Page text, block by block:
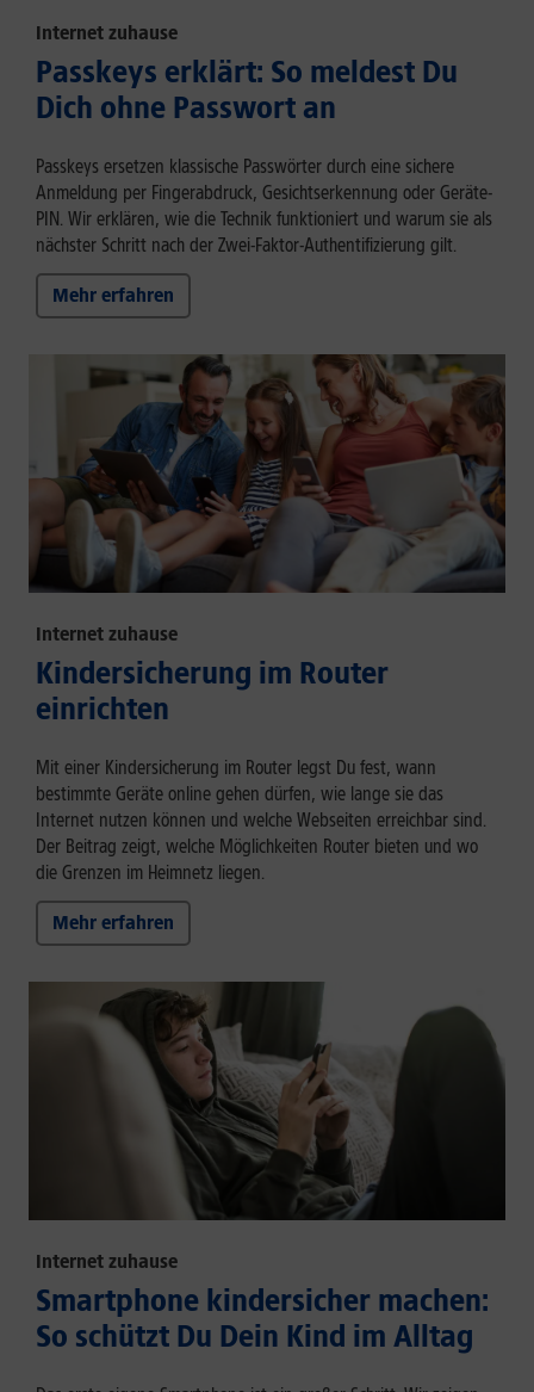
Internet zuhause
Passkeys erklärt: So meldest Du
Dich ohne Passwort an
Passkeys ersetzen klassische Passwörter durch eine sichere
Anmeldung per Fingerabdruck, Gesichtserkennung oder Geräte-
PIN. Wir erklären, wie die Technik funktioniert und warum sie als
nächster Schritt nach der Zwei-Faktor-Authentifizierung gilt.
Mehr erfahren
Internet zuhause
Kindersicherung im Router
einrichten
Mit einer Kindersicherung im Router legst Du fest, wann
bestimmte Geräte online gehen dürfen, wie lange sie das
Internet nutzen können und welche Webseiten erreichbar sind.
Der Beitrag zeigt, welche Möglichkeiten Router bieten und wo
die Grenzen im Heimnetz liegen.
Mehr erfahren
Internet zuhause
Smartphone kindersicher machen:
So schützt Du Dein Kind im Alltag